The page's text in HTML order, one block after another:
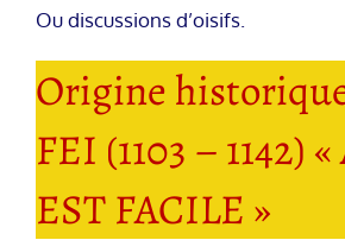
Ou discussions d’oisifs.
Origine
FEI (1103 – 1142)
EST FACILE »